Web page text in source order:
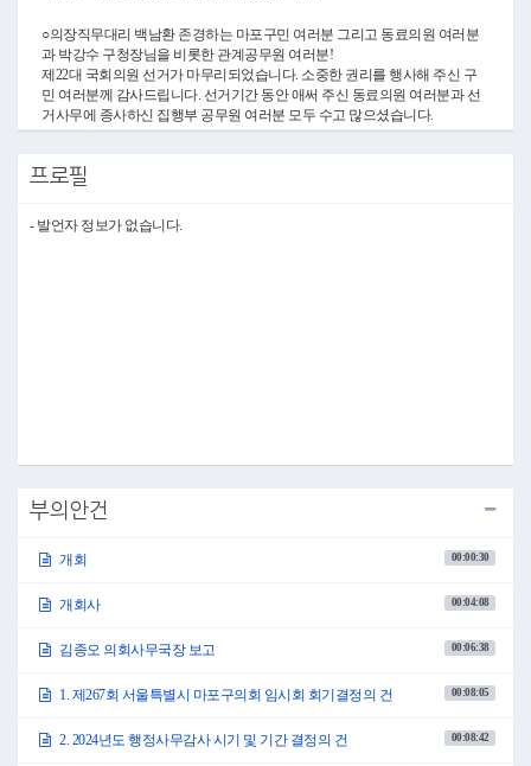
○의장직무대리 백남환 존경하는 마포구민 여러분 그리고 동료의원 여러분
과 박강수 구청장님을 비롯한 관계공무원 여러분!
제22대 국회의원 선거가 마무리되었습니다. 소중한 권리를 행사해 주신 구
민 여러분께 감사드립니다. 선거기간 동안 애써 주신 동료의원 여러분과 선
거사무에 종사하신 집행부 공무원 여러분 모두 수고 많으셨습니다.
아직도 총선의 여파가 가시지 않았겠지만 선거기간 동안 있었던 각종 정치
을 위해 힘을 모아 주실 것을 당부드립니다.
러분!
총 6일간의 일정인 이번 제267회 임시회에서도 지금까지 해 주신 것처럼 동
○의장직무대리 백남환 좌석을 정돈하여 주시기 바랍니다. 성원이 되었으므
다음은 김종오 의회사무국장의 보고사항이 있겠습니다.
◦보고사항
○의회사무국장 김종오 의회사무국장 김종오입니다.
먼저 의안 접수 현황입니다.
례안 등 총 6건의 의원발의 안건이 제출되어 소관 상임위원회에 회부하였습
같은 날 마포구청장으로부터 서울특별시 마포구 제안제도 운영 조례 일부개
정조례안 등 총 11건의 안건이 제출되어 소관 상임위원회에 회부하였습니
다음은 위원회 활동사항입니다.
프로필
- 발언자 정보가 없습니다.
부의안건
개회 00:00:30
개회사 00:04:08
김종오 의회사무국장 보고 00:06:38
1. 제267회 서울특별시 마포구의회 임시회 회기결정의 건 00:08:05
2. 2024년도 행정사무감사 시기 및 기간 결정의 건 00:08:42